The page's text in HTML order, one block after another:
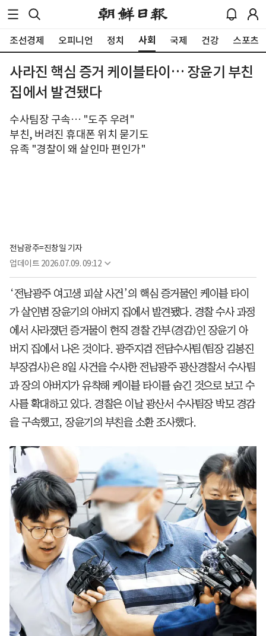
조선경제 오피니언 정치 사회 국제 건강 스포츠
사라진 핵심 증거 케이블타이… 장윤기 부친
집에서 발견됐다
수사팀장 구속… "도주 우려"
부친, 버려진 휴대폰 위치 묻기도
유족 "경찰이 왜 살인마 편인가"
전남광주=진창일 기자
업데이트 2026.07.09. 09:12
‘전남광주 여고생 피살 사건’의 핵심 증거물인 케이블 타이
가 살인범 장윤기의 아버지 집에서 발견됐다. 경찰 수사 과정
에서 사라졌던 증거물이 현직 경찰 간부(경감)인 장윤기 아
버지 집에서 나온 것이다. 광주지검 전담수사팀(팀장 김봉진
부장검사)은 8일 사건을 수사한 전남광주 광산경찰서 수사팀
과 장의 아버지가 유착해 케이블 타이를 숨긴 것으로 보고 수
사를 확대하고 있다. 경찰은 이날 광산서 수사팀장 박모 경감
을 구속했고, 장윤기의 부친을 소환 조사했다.